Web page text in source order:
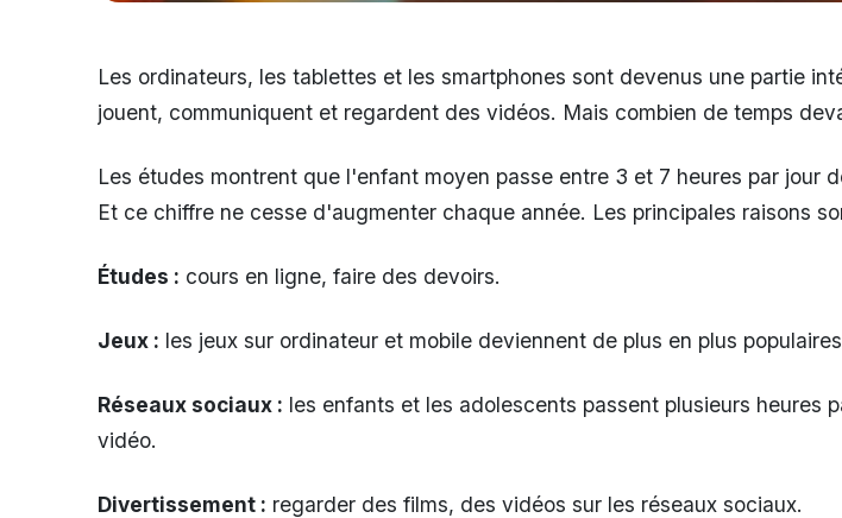
Les ordinateurs, les tablettes et les smartphones sont devenus une partie
jouent, communiquent et regardent des vidéos. Mais combien de temps
Les études montrent que l'enfant moyen passe entre 3 et 7 heures par jour
Et ce chiffre ne cesse d'augmenter chaque année. Les principales raisons
Études : cours en ligne, faire des devoirs.
Jeux : les jeux sur ordinateur et mobile deviennent de plus en plus
Réseaux sociaux : les enfants et les adolescents passent plusieurs heures
vidéo.
Divertissement : regarder des films, des vidéos sur les réseaux sociaux.